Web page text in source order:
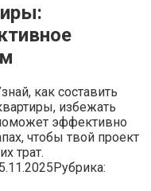
как составить
избежать
эффективно
чтобы твой проект
трат.
Рубрика: